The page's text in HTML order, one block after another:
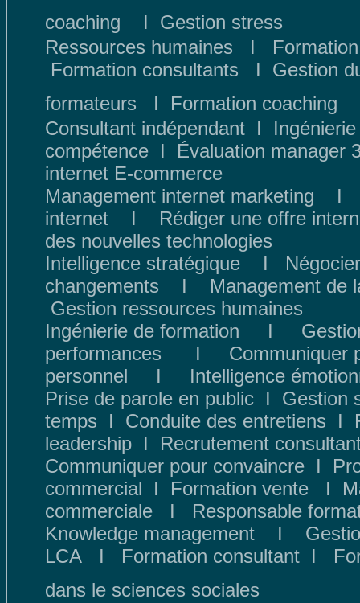
coaching I
Gestion stress
Ressources humaines I
Formation consultants I Gestion
formateurs I Formation coaching
Consultant indépendant I
compétence I Évaluation manager
internet E-commerce
Management internet marketing
internet I Rédiger une offre
des nouvelles technologies
Intelligence stratégique I
changements I Management de
Gestion ressources humaines
Ingénierie de formation I
performances I Communiquer
personnel I Intelligence
Prise de parole en public I Gestion
temps I Conduite des entretiens I
leadership I Recrutement
Communiquer pour convaincre I
commercial I Formation vente I
commerciale I Responsable
Knowledge management I
LCA
I Formation consultant I
dans le sciences sociales